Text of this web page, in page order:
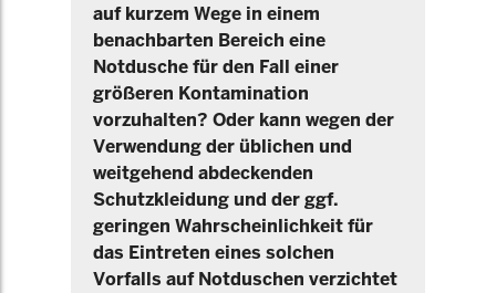
auf kurzem Wege in einem
benachbarten Bereich eine
Notdusche für den Fall einer
größeren Kontamination
vorzuhalten? Oder kann wegen der
Verwendung der üblichen und
weitgehend abdeckenden
Schutzkleidung und der ggf.
geringen Wahrscheinlichkeit für
das Eintreten eines solchen
Vorfalls auf Notduschen verzichtet